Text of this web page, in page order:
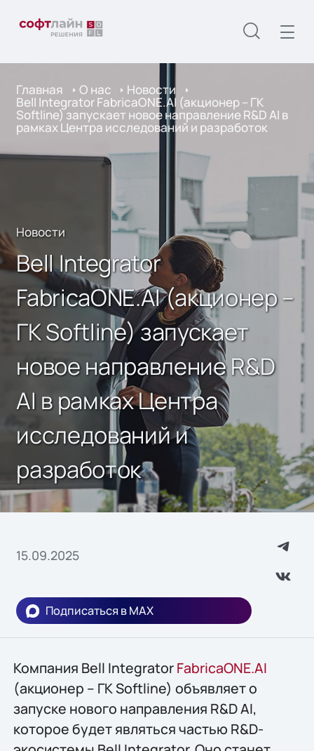
Главная О нас Новости
Bell Integrator FabricaONE.AI (акционер – ГК
Softline) запускает новое направление R&D AI в
рамках Центра исследований и разработок
Новости
Bell Integrator
FabricaONE.AI (акционер –
ГК Softline) запускает
новое направление R&D
AI в рамках Центра
исследований и
разработок
15.09.2025
Подписаться в MAX
Компания Bell IntegratorFabricaONE.AI
(акционер – ГК Softline) объявляет о
запуске нового направления R&D AI,
которое будет являться частью R&D-